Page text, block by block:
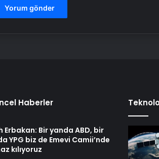
Haberler
Erbakan: Bir yanda ABD, bir
YPG biz de Emevi Camii’nde
kılıyoruz